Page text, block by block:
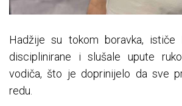
Hadžije su tokom boravka, ističe
disciplinirane i slušale upute
vodiča, što je doprinijelo da sve
redu.